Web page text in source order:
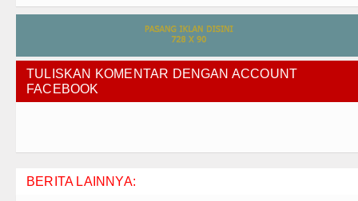
TULISKAN KOMENTAR DENGAN ACCOUNT
FACEBOOK
BERITA LAINNYA: